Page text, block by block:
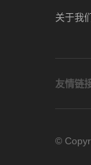
关于我
友情链
©